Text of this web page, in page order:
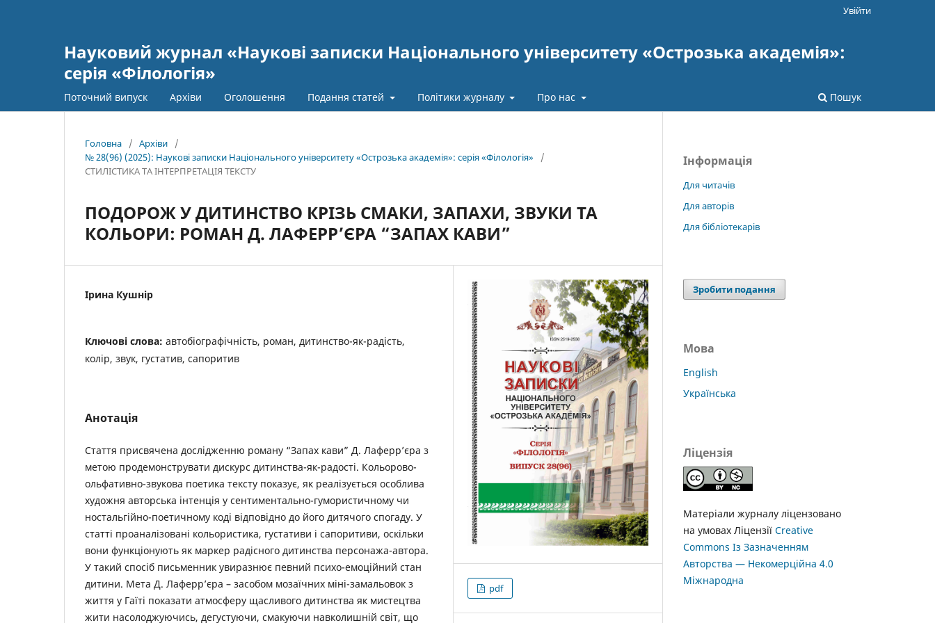
Науковий журнал «Наукові записки Національного університету «Острозька академія»:
серія «Філологія»
Поточний випуск Архіви Оголошення Подання статей Політики журналу Про нас Пошук
Увійти
Головна / Архіви
/
№ 28(96) (2025): Наукові записки Національного університету «Острозька академія»: серія «Філологія»
/
СТИЛІСТИКА ТА ІНТЕРПРЕТАЦІЯ ТЕКСТУ
ПОДОРОЖ У ДИТИНСТВО КРІЗЬ СМАКИ, ЗАПАХИ, ЗВУКИ ТА
КОЛЬОРИ: РОМАН Д. ЛАФЕPР’ЄРА “ЗАПАХ КАВИ”
Ірина Кушнір
Ключові слова: автобіографічність, роман, дитинство-як-радість,
колір, звук, густатив, сапоритив
Анотація
Стаття присвячена дослідженню роману “Запах кави” Д. Лаферр’єра з
метою продемонструвати дискурс дитинства-як-радості. Кольорово-
ольфативно-звукова поетика тексту показує, як реалізується особлива
художня авторська інтенція у сентиментально-гумористичному чи
ностальгійно-поетичному коді відповідно до його дитячого спогаду. У
статті проаналізовані кольористика, густативи і сапоритиви, оскільки
вони функціонують як маркер радісного дитинства персонажа-автора.
У такий спосіб письменник увиразнює певний психо-емоційний стан
дитини. Мета Д. Лаферр’єра – засобом мозаїчних міні-замальовок з
життя у Гаїті показати атмосферу щасливого дитинства як мистецтва
жити насолоджуючись, дегустуючи, смакуючи навколишній світ, що
pdf
Інформація
Для читачів
Для авторів
Для бібліотекарів
Зробити подання
Мова
English
Українська
Ліцензія
Матеріали журналу ліцензовано
на умовах Ліцензії Creative
Commons Із Зазначенням
Авторства — Некомерційна 4.0
Міжнародна